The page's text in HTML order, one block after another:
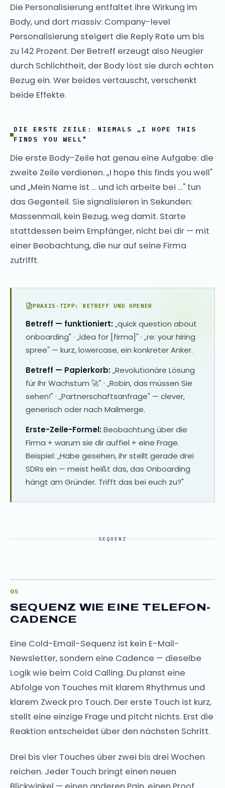
Die Personalisierung entfaltet ihre Wirkung im
Body, und dort massiv: Company-level
Personalisierung steigert die Reply Rate um bis
zu 142 Prozent. Der Betreff erzeugt also Neugier
durch Schlichtheit, der Body löst sie durch echten
Bezug ein. Wer beides vertauscht, verschenkt
beide Effekte.
DIE ERSTE ZEILE: NIEMALS „I HOPE THIS
FINDS YOU WELL"
Die erste Body-Zeile hat genau eine Aufgabe: die
zweite Zeile verdienen. „I hope this finds you well"
und „Mein Name ist … und ich arbeite bei …" tun
das Gegenteil. Sie signalisieren in Sekunden:
Massenmail, kein Bezug, weg damit. Starte
stattdessen beim Empfänger, nicht bei dir — mit
einer Beobachtung, die nur auf seine Firma
zutrifft.
PRAXIS-TIPP: BETREFF UND OPENER
Betreff — funktioniert:„quick question about
onboarding" · „idea for [firma]" · „re: your hiring
spree" — kurz, lowercase, ein konkreter Anker.
Betreff — Papierkorb:„Revolutionäre Lösung
für Ihr Wachstum 🚀" · „Robin, das müssen Sie
sehen!" · „Partnerschaftsanfrage" — clever,
generisch oder nach Mailmerge.
Erste-Zeile-Formel:Beobachtung über die
Firma + warum sie dir auffiel + eine Frage.
Beispiel: „Habe gesehen, ihr stellt gerade drei
SDRs ein — meist heißt das, das Onboarding
hängt am Gründer. Trifft das bei euch zu?"
SEQUENZ
SEQUENZ WIE EINE TELEFON-
CADENCE
Eine Cold-Email-Sequenz ist kein E-Mail-
Newsletter, sondern eine Cadence — dieselbe
Logik wie beim Cold Calling. Du planst eine
Abfolge von Touches mit klarem Rhythmus und
klarem Zweck pro Touch. Der erste Touch ist kurz,
stellt eine einzige Frage und pitcht nichts. Erst die
Reaktion entscheidet über den nächsten Schritt.
Drei bis vier Touches über zwei bis drei Wochen
reichen. Jeder Touch bringt einen neuen